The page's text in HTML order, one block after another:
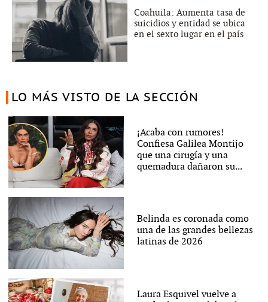
Coahuila: Aumenta tasa de
suicidios y entidad se ubica
en el sexto lugar en el país
LO MÁS VISTO DE LA SECCIÓN
¡Acaba con rumores!
Confiesa Galilea Montijo
que una cirugía y una
quemadura dañaron su...
Belinda es coronada como
una de las grandes bellezas
latinas de 2026
Laura Esquivel vuelve a